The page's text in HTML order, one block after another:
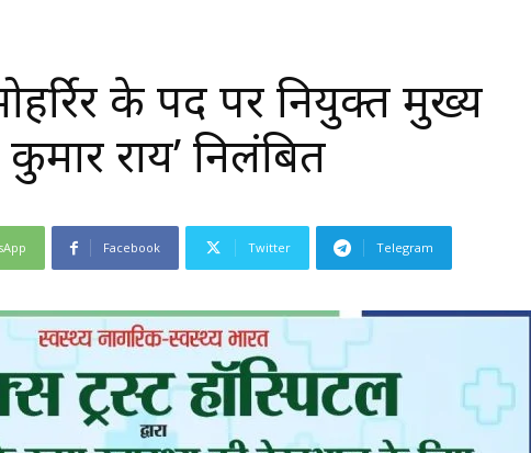
•
Hindi
News,
के पद पर नियुक्त मुख्य
राय’ निलंबित
Facebook Twitter Telegram